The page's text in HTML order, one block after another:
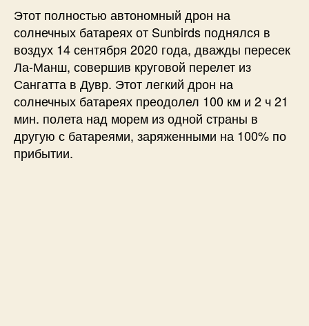
Этот полностью автономный дрон на
солнечных батареях от Sunbirds поднялся в
воздух 14 сентября 2020 года, дважды пересек
Ла-Манш, совершив круговой перелет из
Сангатта в Дувр. Этот легкий дрон на
солнечных батареях преодолел 100 км и 2 ч 21
мин. полета над морем из одной страны в
другую с батареями, заряженными на 100% по
прибытии.